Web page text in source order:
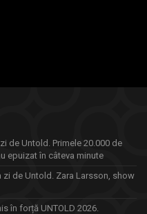
de Untold. Primele 20.000 de
epuizat în câteva minute
zi de Untold. Zara Larsson, show
în forță UNTOLD 2026.